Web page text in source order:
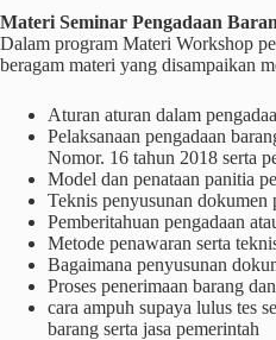
Materi Seminar Pengadaan
Dalam program Materi Workshop
beragam materi yang disampaikan
Aturan aturan dalam
Pelaksanaan pengadaan
Nomor. 16 tahun 2018 serta
Model dan penataan panitia
Teknis penyusunan dokumen
Pemberitahuan pengadaan
Metode penawaran serta
Bagaimana penyusunan
Proses penerimaan barang
cara ampuh supaya lulus tes
barang serta jasa pemerintah